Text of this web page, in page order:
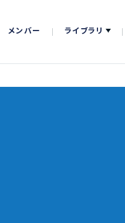
メンバー ライブラリ